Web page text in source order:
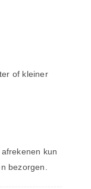
of kleiner
kun
bezorgen.